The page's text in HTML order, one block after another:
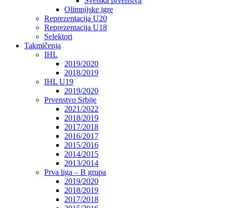
Olimpijske igre
Reprezentacija U20
Reprezentacija U18
Selektori
Takmičenja
IHL
2019/2020
2018/2019
IHL U19
2019/2020
Prvenstvo Srbije
2021/2022
2018/2019
2017/2018
2016/2017
2015/2016
2014/2015
2013/2014
Prva liga – B grupa
2019/2020
2018/2019
2017/2018